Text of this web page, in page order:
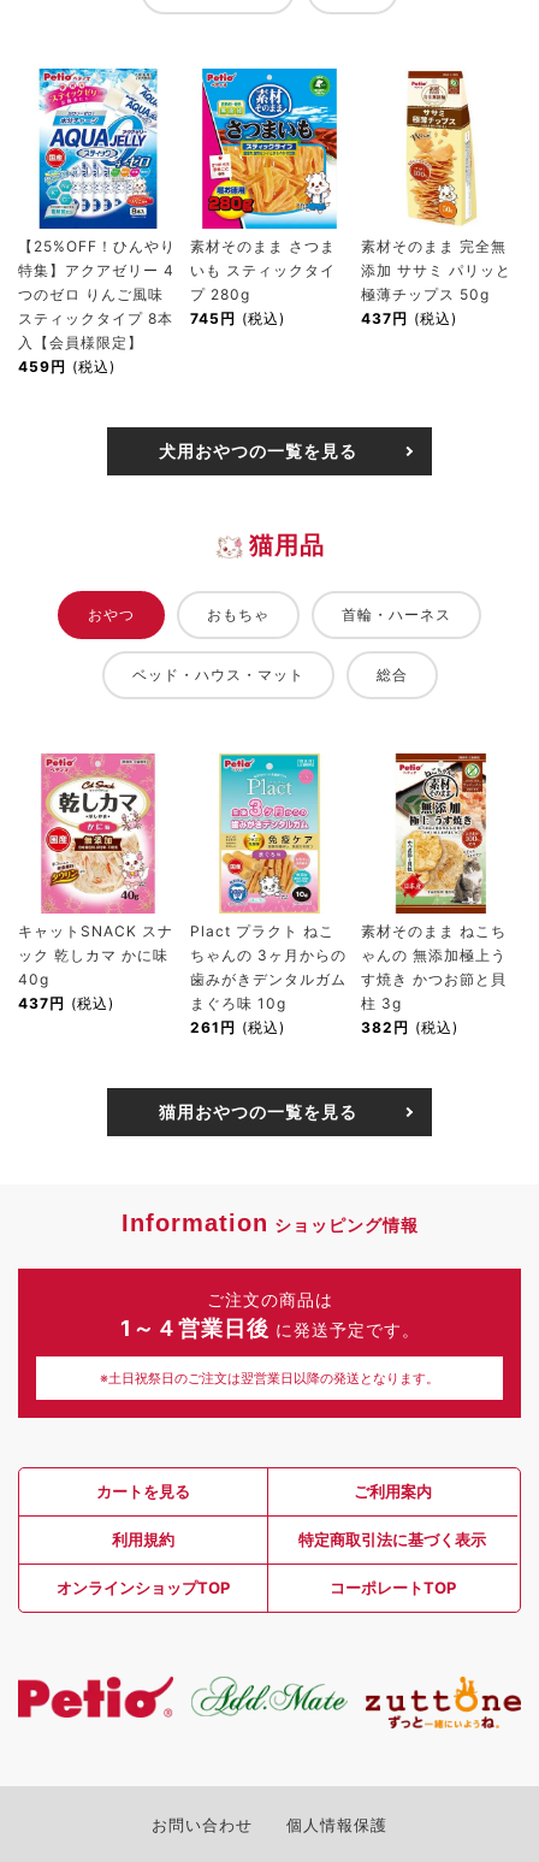
【25%OFF！ひんやり
特集】アクアゼリー 4
つのゼロ りんご風味
スティックタイプ 8本
入【会員様限定】
459円 (税込)
素材そのまま さつま
いも スティックタイ
プ 280g
745円 (税込)
素材そのまま 完全無
添加 ササミ パリッと
極薄チップス 50g
437円 (税込)
犬用おやつの一覧を見る
猫用品
おやつ おもちゃ 首輪・ハーネス
ベッド・ハウス・マット 総合
キャットSNACK スナ
ック 乾しカマ かに味
40g
437円 (税込)
Plact プラクト ねこ
ちゃんの 3ヶ月からの
歯みがきデンタルガム
まぐろ味 10g
261円 (税込)
素材そのまま ねこち
ゃんの 無添加極上う
す焼き かつお節と貝
柱 3g
382円 (税込)
猫用おやつの一覧を見る
Information ショッピング情報
ご注文の商品は
1～４営業日後 に発送予定です。
※土日祝祭日のご注文は翌営業日以降の発送となります。
カートを見る ご利用案内
利用規約 特定商取引法に基づく表示
オンラインショップTOP コーポレートTOP
お問い合わせ 個人情報保護